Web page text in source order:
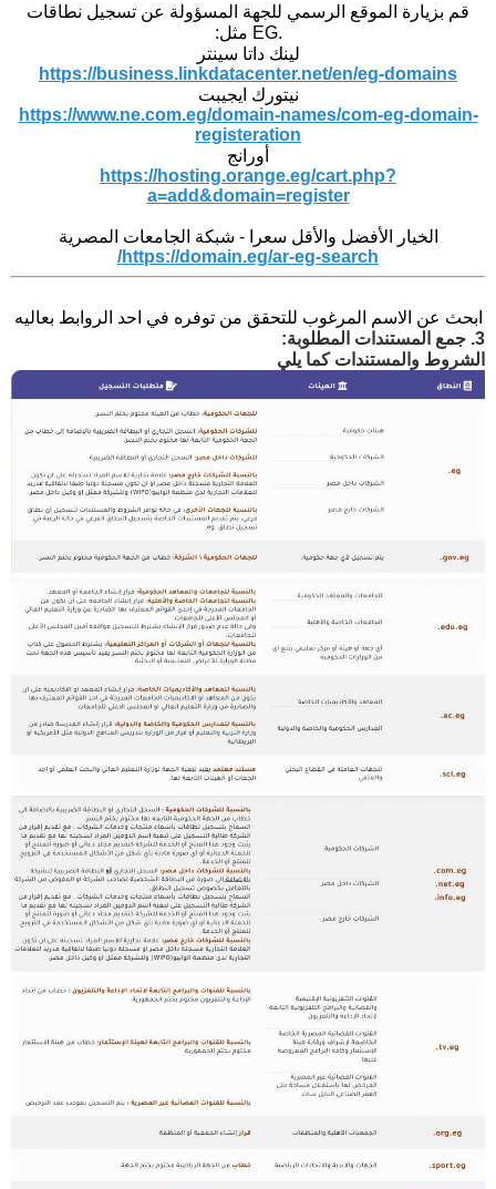
قم بزيارة الموقع الرسمي للجهة المسؤولة عن تسجيل نطاقات
.EG مثل:
لينك داتا سينتر
https://business.linkdatacenter.net/en/eg-domains
نيتورك ايجيبت
https://www.ne.com.eg/domain-names/com-eg-domain-
registeration
أورانج
https://hosting.orange.eg/cart.php?
a=add&domain=register
الخيار الأفضل والأقل سعرا - شبكة الجامعات المصرية
https://domain.eg/ar-eg-search/
ابحث عن الاسم المرغوب للتحقق من توفره في احد الروابط بعاليه
3. جمع المستندات المطلوبة:
الشروط والمستندات كما يلي